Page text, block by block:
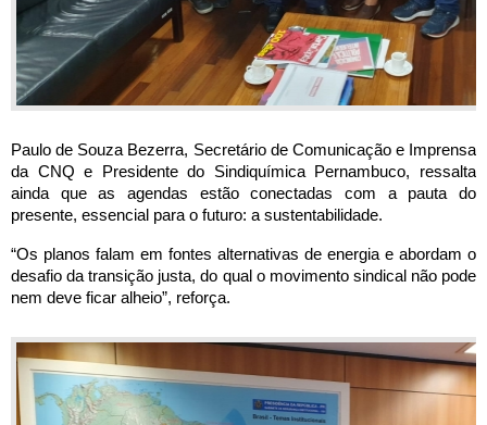
Paulo de Souza Bezerra, Secretário de Comunicação e Imprensa
da CNQ e Presidente do Sindiquímica Pernambuco, ressalta
ainda que as agendas estão conectadas com a pauta do
presente, essencial para o futuro: a sustentabilidade.
“Os planos falam em fontes alternativas de energia e abordam o
desafio da transição justa, do qual o movimento sindical não pode
nem deve ficar alheio”, reforça.